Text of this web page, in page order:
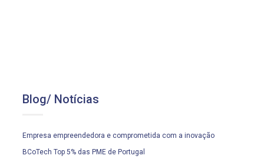
Blog/ Notícias
Empresa empreendedora e comprometida com a inovação
BCoTech Top 5% das PME de Portugal